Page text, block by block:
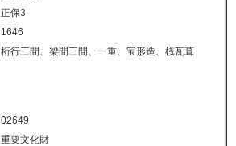
正保3
1646
桁行三間、梁間三間、一重、宝形造、桟瓦葺
02649
重要文化財